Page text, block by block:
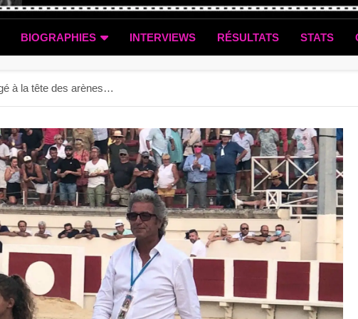
BIOGRAPHIES INTERVIEWS RÉSULTATS STATS
à la tête des arènes…